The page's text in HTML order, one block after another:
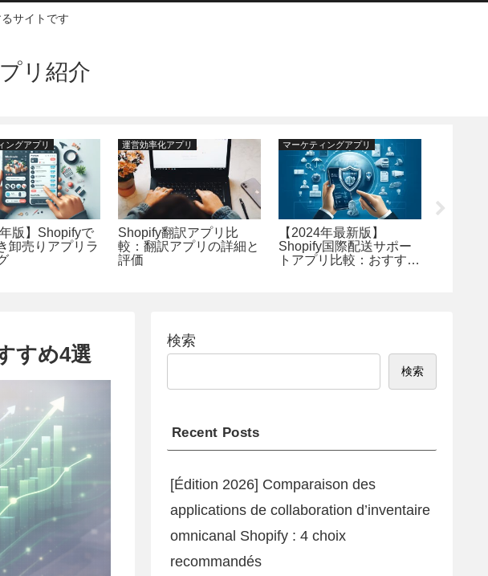
サイトです
リ紹介
ングアプリ
年版】Shopifyで
卸売りアプリラ
運営効率化アプリ
Shopify翻訳アプリ比
較：翻訳アプリの詳細と
評価
マーケティングアプリ
【2024年最新版】
Shopify国際配送サポー
トアプリ比較：おすすめ
すすめ
較：各
すめ4選
検索
検索
Recent Posts
[Édition 2026] Comparaison des
applications de collaboration d’inventaire
omnicanal Shopify : 4 choix
recommandés